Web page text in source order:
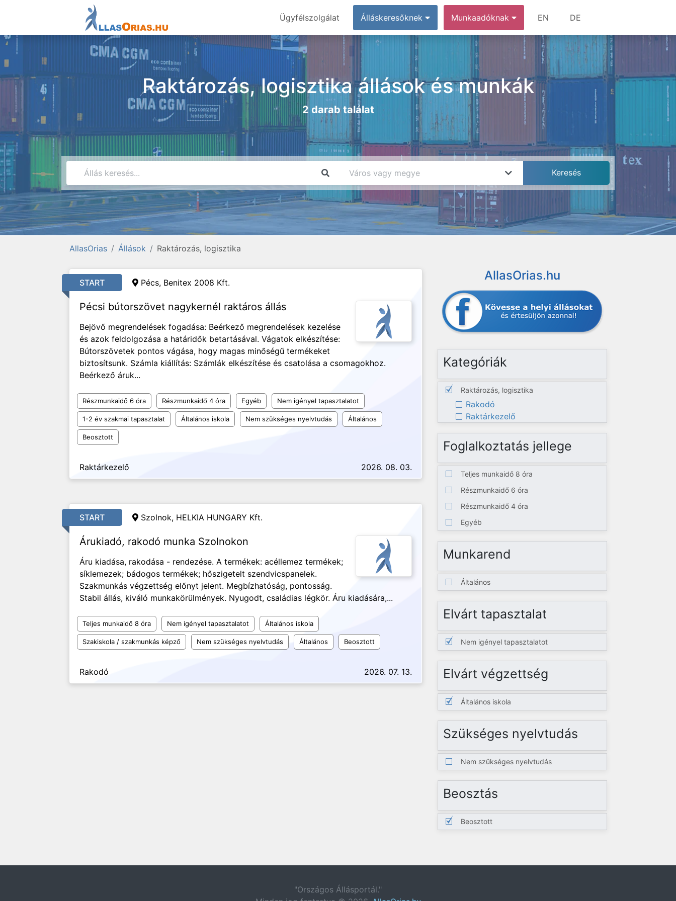
Ügyfélszolgálat Álláskeresőknek Munkaadóknak EN DE
Raktározás, logisztika állások és munkák
2 darab találat
AllasOrias Állások Raktározás, logisztika
START Pécs, Benitex 2008 Kft.
Pécsi bútorszövet nagykernél raktáros állás
Bejövő megrendelések fogadása: Beérkező megrendelések kezelése
és azok feldolgozása a határidők betartásával. Vágatok elkészítése:
Bútorszövetek pontos vágása, hogy magas minőségű termékeket
biztosítsunk. Számla kiállítás: Számlák elkészítése és csatolása a csomagokhoz.
Beérkező áruk...
Részmunkaidő 6 óra Részmunkaidő 4 óra Egyéb Nem igényel tapasztalatot
1-2 év szakmai tapasztalat Általános iskola Nem szükséges nyelvtudás Általános
Beosztott
Raktárkezelő 2026. 08. 03.
START Szolnok, HELKIA HUNGARY Kft.
Árukiadó, rakodó munka Szolnokon
Áru kiadása, rakodása - rendezése. A termékek: acéllemez termékek;
síklemezek; bádogos termékek; hőszigetelt szendvicspanelek.
Szakmunkás végzettség előnyt jelent. Megbízhatóság, pontosság.
Stabil állás, kiváló munkakörülmények. Nyugodt, családias légkör. Áru kiadására,...
Teljes munkaidő 8 óra Nem igényel tapasztalatot Általános iskola
Szakiskola / szakmunkás képző Nem szükséges nyelvtudás Általános Beosztott
Rakodó 2026. 07. 13.
AllasOrias.hu
Kategóriák
Raktározás, logisztika
Rakodó
Raktárkezelő
Foglalkoztatás jellege
Teljes munkaidő 8 óra
Részmunkaidő 6 óra
Részmunkaidő 4 óra
Egyéb
Munkarend
Általános
Elvárt tapasztalat
Nem igényel tapasztalatot
Elvárt végzettség
Általános iskola
Szükséges nyelvtudás
Nem szükséges nyelvtudás
Beosztás
Beosztott
"Országos Állásportál."